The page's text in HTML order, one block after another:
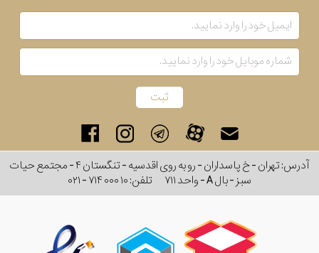
آدرس: تهران - خ پاسداران - رو به روی اقدسیه - تنگستان ۴ - مجتمع حیات
سبز - بال A - واحد ۷۱۱
تلفن:۰۲۱ - ۷۱۴ ۰۰۰ ۱۰